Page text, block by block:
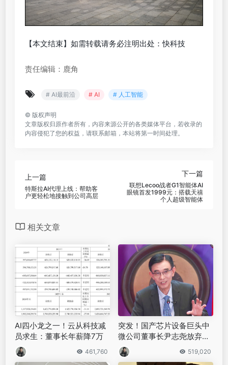
【本文结束】如需转载请务必注明出处：快科技
责任编辑：鹿角
# AI最前沿 # AI # 人工智能
© 版权声明
文章版权归原作者所有，内容来源公开的各类媒体平台，若收录的
内容侵犯了您的权益，请联系邮箱，本站将第一时间处理。
上一篇
特斯拉AI代理上线：帮助客
户更轻松地接触到公司高层
下一篇
联想Lecoo战者G1智能体AI
眼镜首发1999元：搭载天禧
个人超级智能体
相关文章
AI四小龙之一！云从科技减
员求生：董事长年薪降7万
461,760
突发！国产芯片设备巨头中
微公司董事长尹志尧放弃美
国籍，恢复为中国国籍｜硅
基世界
519,020